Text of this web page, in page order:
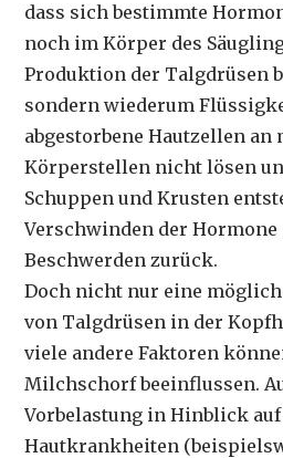
dass sich bestimmte
noch im Körper des
Produktion der Talgdrüsen
sondern wiederum
abgestorbene Hautzellen an
Körperstellen nicht lösen
Schuppen und Krusten
Verschwinden der Hormone
Beschwerden zurück.
Doch nicht nur eine
von Talgdrüsen in der
viele andere Faktoren
Milchschorf beeinflussen.
Vorbelastung in Hinblick
Hautkrankheiten